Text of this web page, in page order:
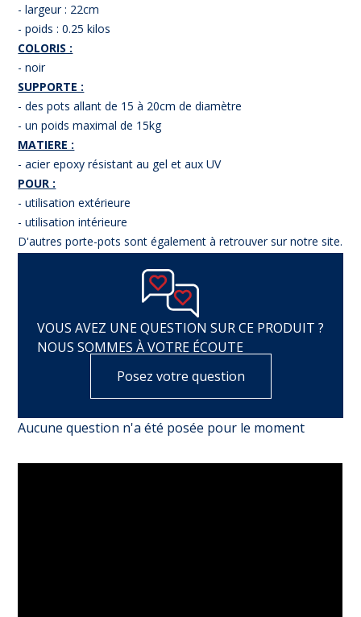
- largeur : 22cm
- poids : 0.25 kilos
COLORIS :
- noir
SUPPORTE :
- des pots allant de 15 à 20cm de diamètre
- un poids maximal de 15kg
MATIERE :
- acier epoxy résistant au gel et aux UV
POUR :
- utilisation extérieure
- utilisation intérieure
D'autres porte-pots sont également à retrouver sur notre site.
VOUS AVEZ UNE QUESTION SUR CE PRODUIT ?
NOUS SOMMES À VOTRE ÉCOUTE
Posez votre question
Aucune question n'a été posée pour le moment